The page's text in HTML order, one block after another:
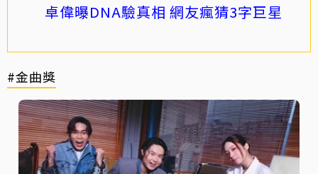
卓偉曝DNA驗真相 網友瘋猜3字巨星
#金曲獎